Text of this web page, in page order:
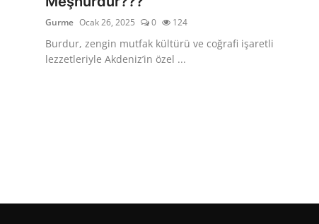
Gurme Ocak 26, 2025 0 124
Burdur, zengin mutfak kültürü ve coğrafi işaretli
lezzetleriyle Akdeniz’in özel ...